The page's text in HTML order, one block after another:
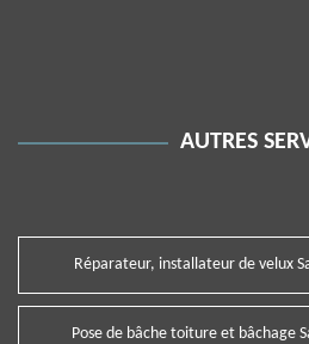
AUTRES
Réparateur, installateur de velux
Pose de bâche toiture et bâchage